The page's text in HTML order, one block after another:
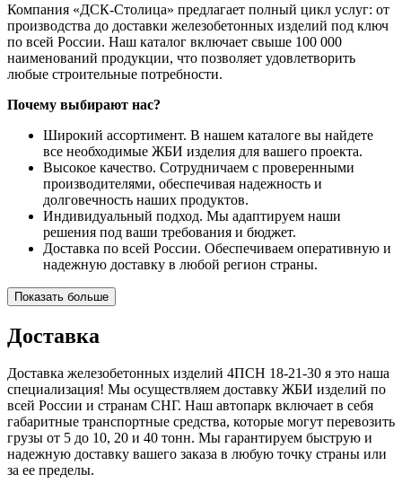
Компания «ДСК-Столица» предлагает полный цикл услуг: от
производства до доставки железобетонных изделий под ключ
по всей России. Наш каталог включает свыше 100 000
наименований продукции, что позволяет удовлетворить
любые строительные потребности.
Почему выбирают нас?
Широкий ассортимент. В нашем каталоге вы найдете
все необходимые ЖБИ изделия для вашего проекта.
Высокое качество. Сотрудничаем с проверенными
производителями, обеспечивая надежность и
долговечность наших продуктов.
Индивидуальный подход. Мы адаптируем наши
решения под ваши требования и бюджет.
Доставка по всей России. Обеспечиваем оперативную и
надежную доставку в любой регион страны.
Показать больше
Доставка
Доставка железобетонных изделий 4ПСН 18-21-30 я это наша
специализация! Мы осуществляем доставку ЖБИ изделий по
всей России и странам СНГ. Наш автопарк включает в себя
габаритные транспортные средства, которые могут перевозить
грузы от 5 до 10, 20 и 40 тонн. Мы гарантируем быструю и
надежную доставку вашего заказа в любую точку страны или
за ее пределы.